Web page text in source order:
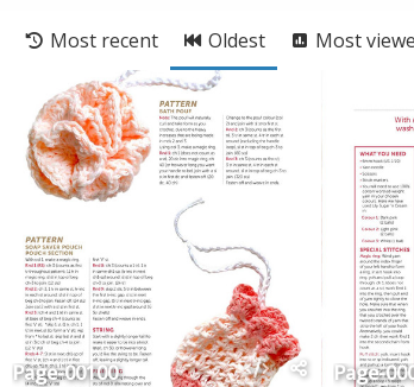
Most recent Oldest Most
Page-00100 Page-